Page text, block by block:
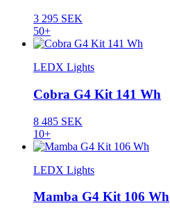
3 295 SEK
50+
LEDX Lights
Cobra G4 Kit 141 Wh
8 485 SEK
10+
LEDX Lights
Mamba G4 Kit 106 Wh